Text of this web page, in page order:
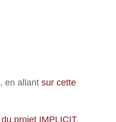
en allant sur cette
projet IMPLICIT.